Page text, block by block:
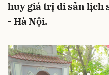
huy giá trị di sản lịch
- Hà Nội.